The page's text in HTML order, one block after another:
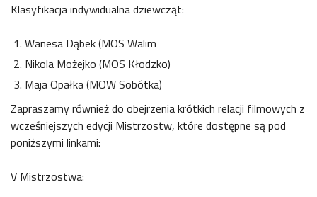
Klasyfikacja indywidualna dziewcząt:
Wanesa Dąbek (MOS Walim
Nikola Możejko (MOS Kłodzko)
Maja Opałka (MOW Sobótka)
Zapraszamy również do obejrzenia krótkich relacji filmowych z
wcześniejszych edycji Mistrzostw, które dostępne są pod
poniższymi linkami:
V Mistrzostwa: